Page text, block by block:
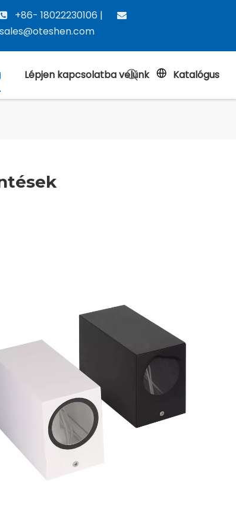
 +86- 18022230106 | 
sales@oteshen.com
Lépjen kapcsolatba velünk Katalógus